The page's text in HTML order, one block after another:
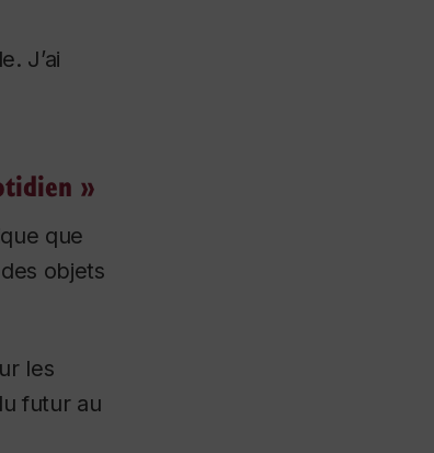
J’ai
»
que
objets
les
futur au